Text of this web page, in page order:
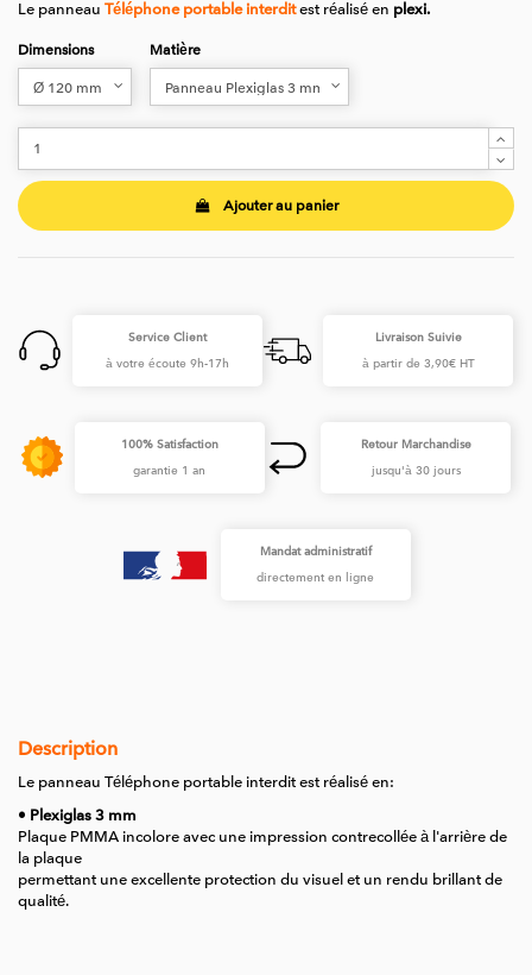
Le panneau Téléphone portable interditest réalisé en plexi.
Dimensions Matière
Ajouter au panier
Service Client
à votre écoute 9h-17h
Livraison Suivie
à partir de 3,90€ HT
100% Satisfaction
garantie 1 an
Retour Marchandise
jusqu'à 30 jours
Mandat administratif
directement en ligne
Description
Le panneau Téléphone portable interdit est réalisé en:
• Plexiglas 3 mm
Plaque PMMA incolore avec une impression contrecollée à l'arrière de
la plaque
permettant une excellente protection du visuel et un rendu brillant de
qualité.